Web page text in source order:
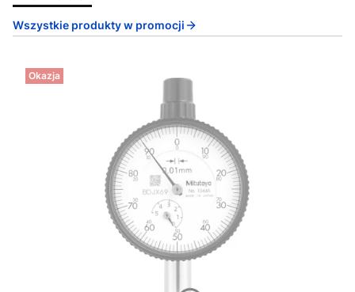
Wszystkie produkty w promocji
Okazja